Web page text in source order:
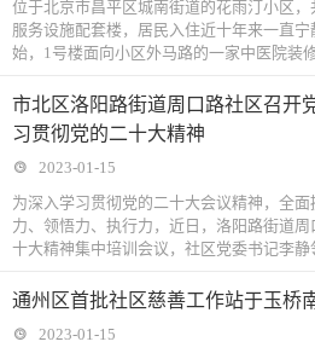
位于北京市昌平区城南街道的花雨汀小区
服务设施配套楼，居民入住近十年来一直
始，1号楼面向小区外马路的一家中医院装
市北区洛阳路街道周口路社区召开
习贯彻党的二十大精神
2023-01-15
为深入学习贯彻党的二十大会议精神，全
力、领悟力、执行力，近日，洛阳路街道
十大精神集中培训会议，社区党委书记李静
通州区首批社区慈善工作站于玉桥
2023-01-15